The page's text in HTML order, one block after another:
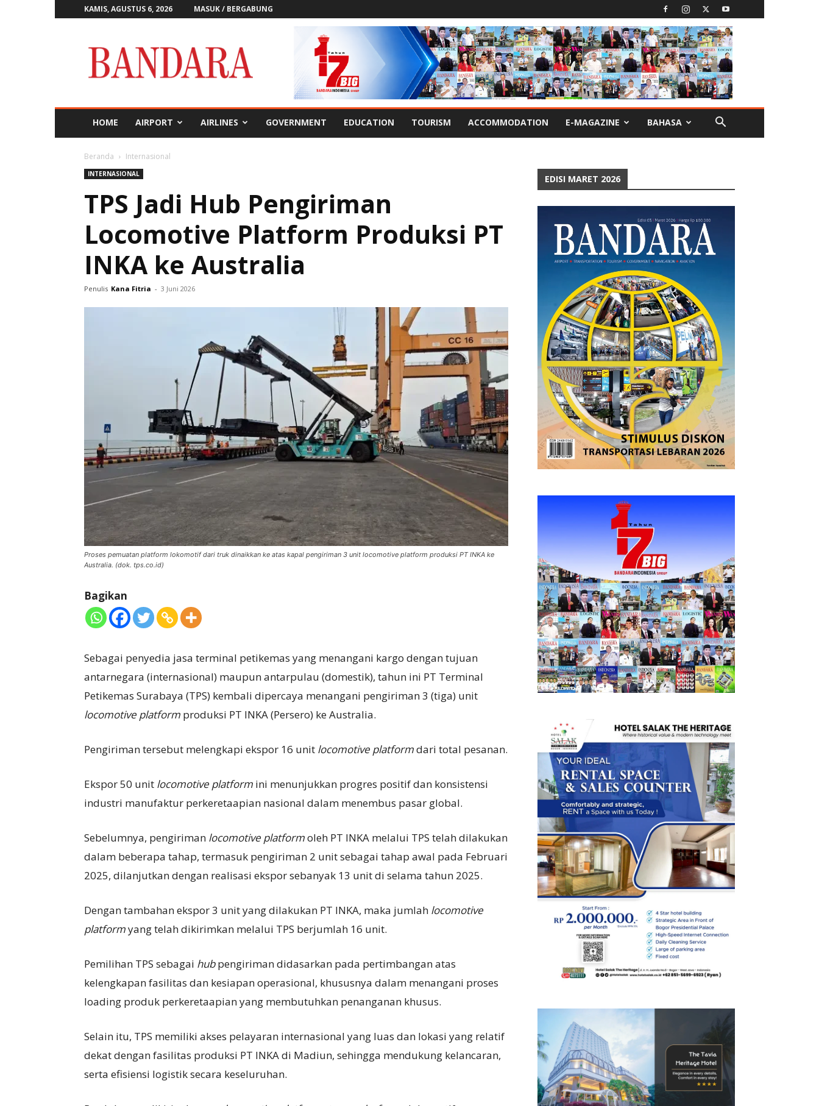
KAMIS, AGUSTUS 6, 2026 MASUK / BERGABUNG
Bandara
HOME AIRPORT AIRLINES GOVERNMENT EDUCATION TOURISM ACCOMMODATION E-MAGAZINE BAHASA
Beranda Internasional
INTERNASIONAL
TPS Jadi Hub Pengiriman
Locomotive Platform Produksi PT
INKA ke Australia
Penulis Kana Fitria - 3 Juni 2026
Proses pemuatan platform lokomotif dari truk dinaikkan ke atas kapal pengiriman 3 unit locomotive platform produksi PT INKA ke
Australia. (dok. tps.co.id)
Bagikan
Sebagai penyedia jasa terminal petikemas yang menangani kargo dengan tujuan
antarnegara (internasional) maupun antarpulau (domestik), tahun ini PT Terminal
Petikemas Surabaya (TPS) kembali dipercaya menangani pengiriman 3 (tiga) unit
locomotive platform produksi PT INKA (Persero) ke Australia.
Pengiriman tersebut melengkapi ekspor 16 unit locomotive platformdari total pesanan.
Ekspor 50 unit locomotive platform ini menunjukkan progres positif dan konsistensi
industri manufaktur perkeretaapian nasional dalam menembus pasar global.
Sebelumnya, pengiriman locomotive platformoleh PT INKA melalui TPS telah dilakukan
dalam beberapa tahap, termasuk pengiriman 2 unit sebagai tahap awal pada Februari
2025, dilanjutkan dengan realisasi ekspor sebanyak 13 unit di selama tahun 2025.
Dengan tambahan ekspor 3 unit yang dilakukan PT INKA, maka jumlah locomotive
platformyang telah dikirimkan melalui TPS berjumlah 16 unit.
Pemilihan TPS sebagai hubpengiriman didasarkan pada pertimbangan atas
kelengkapan fasilitas dan kesiapan operasional, khususnya dalam menangani proses
loading produk perkeretaapian yang membutuhkan penanganan khusus.
Selain itu, TPS memiliki akses pelayaran internasional yang luas dan lokasi yang relatif
dekat dengan fasilitas produksi PT INKA di Madiun, sehingga mendukung kelancaran,
serta efisiensi logistik secara keseluruhan.
EDISI MARET 2026